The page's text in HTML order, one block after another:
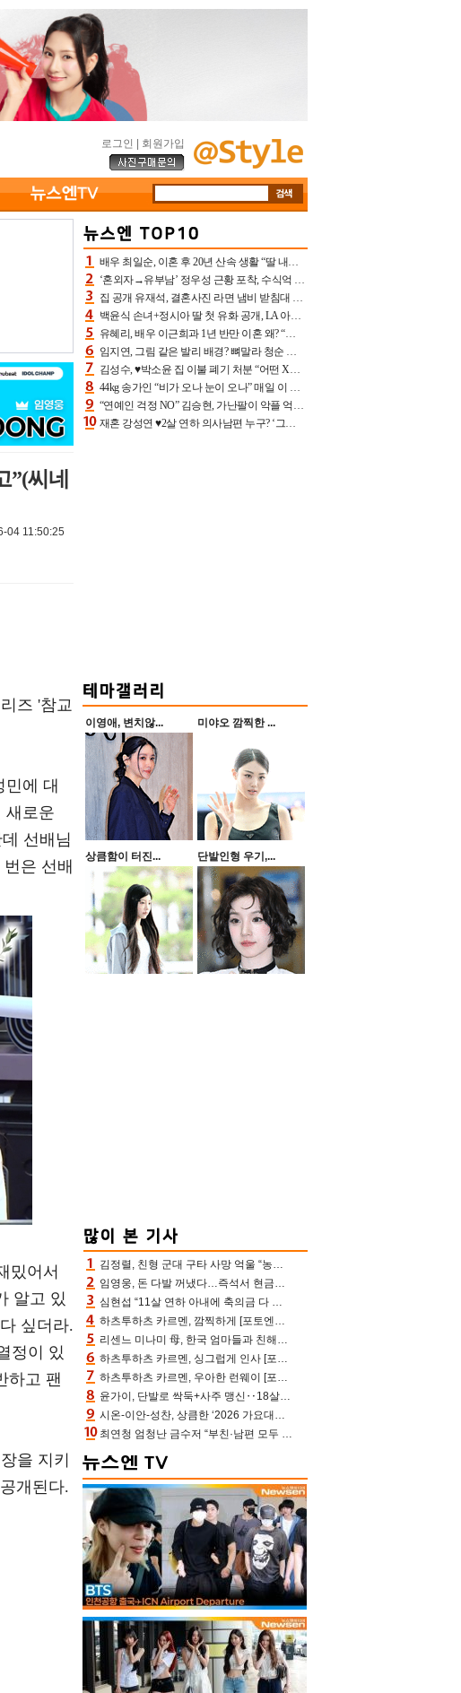
로그인 회원가입
씨네
04 11:50:25
즈 '참교
에 대
새로운
선배님
은 선배
밌어서
알고 있
싶더라.
정이 있
하고 팬
을 지키
개된다.
배우 최일순, 이혼 후 20년 산속 생활 “딸 내가 버렸다고 원망‥맘 아파”(특종)[어제TV]
‘혼외자→유부남’ 정우성 근황 포착, 수식억 해킹 피해 후배 만났다 “존경하는”
집 공개 유재석, 결혼사진 라면 냄비 받침대 되고 분노‥가족사진도 피해(놀뭐)[어제TV]
백윤식 손녀+정시아 딸 첫 유화 공개, LA 아트쇼→서울국제조각페스타 작가다운 수준급 실력
유혜리, 배우 이근희과 1년 반만 이혼 왜? “식칼 꽂고 의자 던져” 충격 폭로(특종)[어제TV]
임지연, 그림 같은 발리 배경? 뼈말라 청순 비키니 핏에 상대 안 되네
김성수, ♥박소윤 집 이불 폐기 처분 “어떤 X이랑 썼을지 몰라” 질투(신랑수업2)[어제TV]
44kg 송가인 “비가 오나 눈이 오나” 매일 이 운동, 허벅지 근육량 상승+체지방 감소
“연예인 걱정 NO” 김승현, 가난팔이 악플 억울할만‥아내+딸과 日 여행
재혼 강성연 ♥2살 연하 의사남편 누구? ‘그알’ 자문의에 훈남 비주얼 초엘리트 스펙 [종합]
이영애, 변치않... 미야오 깜찍한 ...
상큼함이 터진... 단발인형 우기,...
김정렬, 친형 군대 구타 사망 억울 “농약사 처리, 범인 찾았지만…엄마는 이미 치매”(데이앤나잇)
임영웅, 돈 다발 꺼냈다…즉석서 현금으로 수당 챙겨주는 ‘구단주’
심현섭 “11살 연하 아내에 축의금 다 뺏겨, 집도 아내 명의” (동치미)[결정적장면]
하츠투하츠 카르멘, 깜찍하게 [포토엔HD]
리센느 미나미 母, 한국 엄마들과 친해진 비결=BTS “최애 정국 얘기로 통해”(전참시)
하츠투하츠 카르멘, 싱그럽게 인사 [포토엔HD]
하츠투하츠 카르멘, 우아한 런웨이 [포토엔HD]
윤가이, 단발로 싹둑+사주 맹신‥18살 연상 ♥장기하 반한 엉뚱·열정 매력(전참시)
시온-이안-성찬, 상큼한 ‘2026 가요대전 썸머’ MC [포토엔HD]
최연청 엄청난 금수저 “부친·남편 모두 판사, 국회의원·언론사 대표 집안”(아형)